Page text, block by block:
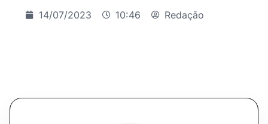
14/07/2023 10:46 Redação